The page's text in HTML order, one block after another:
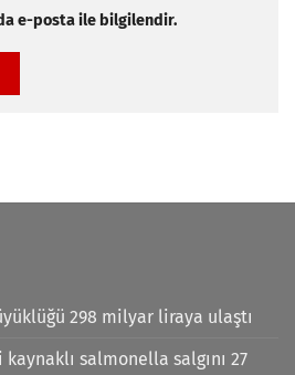
e-posta ile bilgilendir.
298 milyar liraya ulaştı
salmonella salgını 27